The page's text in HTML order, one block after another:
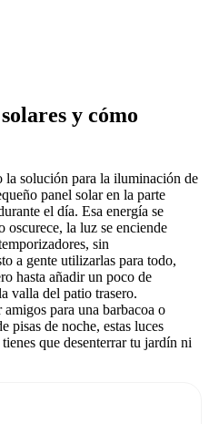
y cómo
la solución para la iluminación de
panel solar en la parte
el día. Esa energía se
oscurece, la luz se enciende
sin
a gente utilizarlas para todo,
hasta añadir un poco de
valla del patio trasero.
para una barbacoa o
pisas de noche, estas luces
que desenterrar tu jardín ni